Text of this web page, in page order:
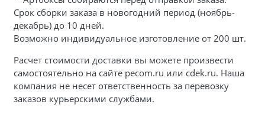
Срок сборки заказа в новогодний период (ноябрь-
декабрь) до 10 дней.
Возможно индивидуальное изготовление от 200 шт.
Расчет стоимости доставки вы можете произвести
самостоятельно на сайте pecom.ru или cdek.ru. Наша
компания не несет ответственность за перевозку
заказов курьерскими службами.